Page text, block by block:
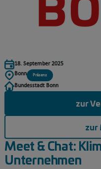
Meet & Chat:
Unternehmen
18. September 2025
Bonn
Präsenz
Bundesstadt Bonn
zur
zur